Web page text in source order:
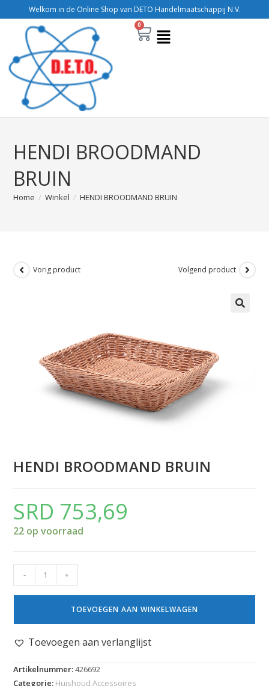
Welkom in de Online Shop van DETO Handelmaatschappij N.V.
0
HENDI BROODMAND
BRUIN
Home / Winkel / HENDI BROODMAND BRUIN
Vorig product Volgend product
HENDI BROODMAND BRUIN
SRD 753,69
22 op voorraad
- +
TOEVOEGEN AAN WINKELWAGEN
Toevoegen aan verlanglijst
Artikelnummer:426692
Categorie: Huishoud Accessoires